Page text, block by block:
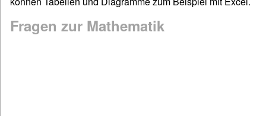
Startseite
©www.quizfragen4kids.de
Fragen zur Mathematik